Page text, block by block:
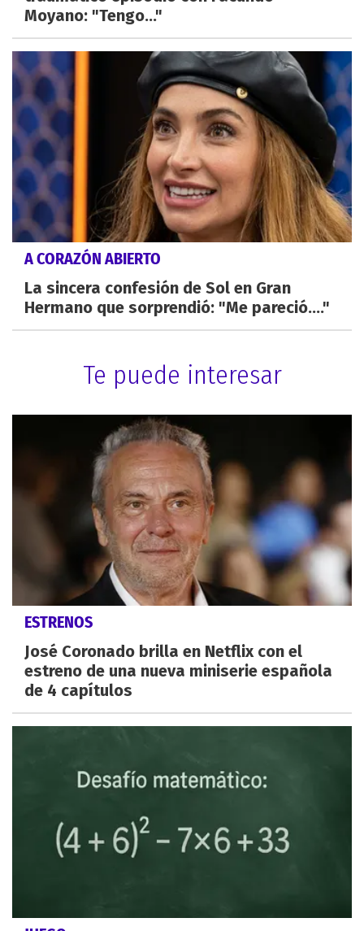
Moyano: "Tengo..."
A CORAZÓN ABIERTO
La sincera confesión de Sol en Gran
Hermano que sorprendió: "Me pareció...."
Te puede interesar
ESTRENOS
José Coronado brilla en Netflix con el
estreno de una nueva miniserie española
de 4 capítulos